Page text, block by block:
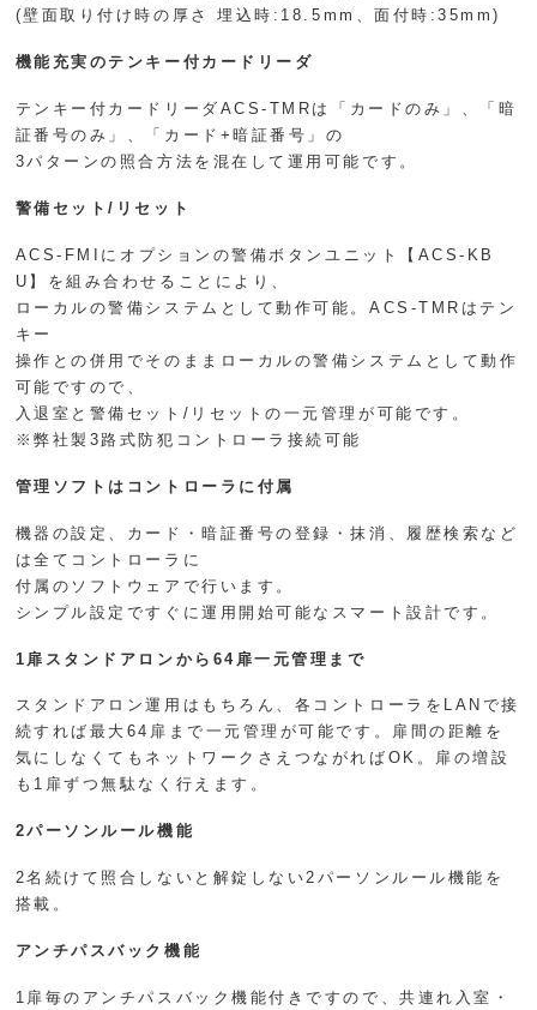
(壁面取り付け時の厚さ 埋込時:18.5mm、面付時:35mm)
機能充実のテンキー付カードリーダ
テンキー付カードリーダACS-TMRは「カードのみ」、「暗
証番号のみ」、「カード+暗証番号」の
3パターンの照合方法を混在して運用可能です。
警備セット/リセット
ACS-FMIにオプションの警備ボタンユニット【ACS-KB
U】を組み合わせることにより、
ローカルの警備システムとして動作可能。ACS-TMRはテン
キー
操作との併用でそのままローカルの警備システムとして動作
可能ですので、
入退室と警備セット/リセットの一元管理が可能です。
※弊社製3路式防犯コントローラ接続可能
管理ソフトはコントローラに付属
機器の設定、カード・暗証番号の登録・抹消、履歴検索など
は全てコントローラに
付属のソフトウェアで行います。
シンプル設定ですぐに運用開始可能なスマート設計です。
1扉スタンドアロンから64扉一元管理まで
スタンドアロン運用はもちろん、各コントローラをLANで接
続すれば最大64扉まで一元管理が可能です。扉間の距離を
気にしなくてもネットワークさえつながればOK。扉の増設
も1扉ずつ無駄なく行えます。
2パーソンルール機能
2名続けて照合しないと解錠しない2パーソンルール機能を
搭載。
アンチパスバック機能
1扉毎のアンチパスバック機能付きですので、共連れ入室・